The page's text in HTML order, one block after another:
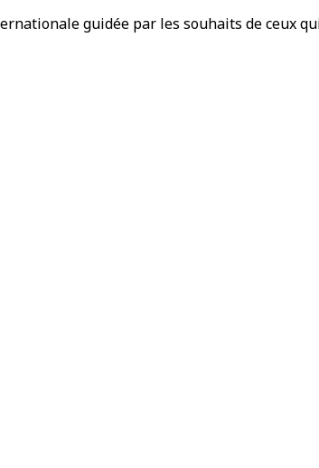
guidée par les souhaits de ceux